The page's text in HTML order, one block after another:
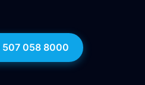
507 058 8000